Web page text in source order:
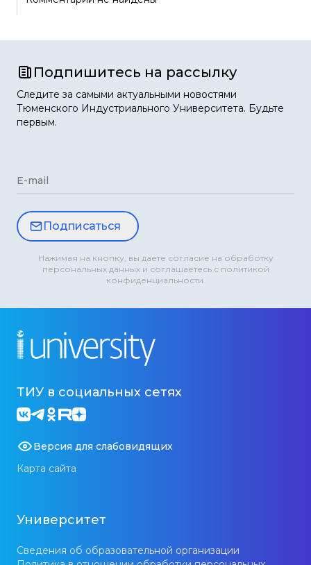
Подпишитесь на рассылку
Следите за самыми актуальными новостями
Тюменского Индустриального Университета. Будьте
первым.
E-mail
Подписаться
Нажимая на кнопку, вы даете согласие на обработку
персональных данных и соглашаетесь с политикой
конфиденциальности.
ТИУ в социальных сетях
Версия для слабовидящих
Карта сайта
Университет
Сведения об образовательной организации